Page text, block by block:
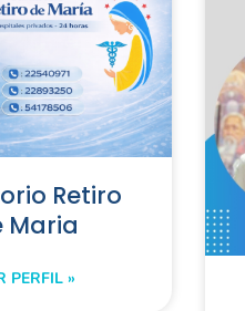
Retiro
Maria
PERFIL »